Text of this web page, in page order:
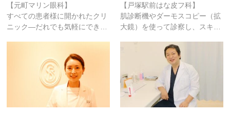
【元町マリン眼科】
すべての患者様に開かれたクリ
ニック―だれでも気軽にでき…
【戸塚駅前はな皮フ科】
肌診断機やダーモスコピー（拡
大鏡）を使って診察し、スキ…